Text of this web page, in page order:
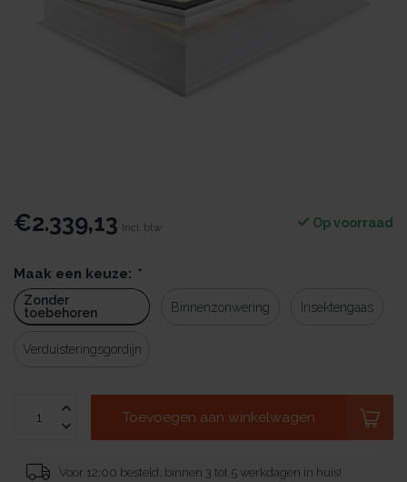
€2.339,13 Incl. btw Op voorraad
Maak een keuze: *
Zonder
toebehoren
Binnenzonwering Insektengaas
Verduisteringsgordijn
Toevoegen aan winkelwagen
Voor 12:00 besteld, binnen 3 tot 5 werkdagen in huis!